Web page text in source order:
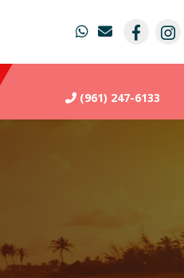
(961) 247-6133